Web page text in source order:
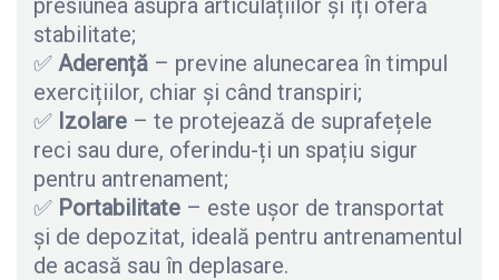
stabilitate;
✅ Aderență – previne alunecarea în timpul
exercițiilor, chiar și când transpiri;
✅ Izolare – te protejează de suprafețele
reci sau dure, oferindu-ți un spațiu sigur
pentru antrenament;
✅ Portabilitate – este ușor de transportat
și de depozitat, ideală pentru antrenamentul
de acasă sau în deplasare.